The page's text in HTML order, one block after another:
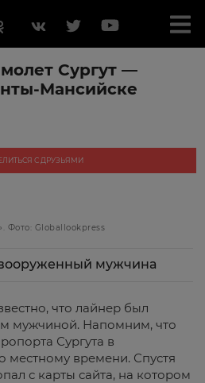
Сургут —
Мансийске
С ДРУЗЬЯМИ
Фото: Globallookpress
мужчина
что лайнер был
мужчиной. Напомним, что
Сургута в
местному времени. Спустя
с карты сайта, на котором